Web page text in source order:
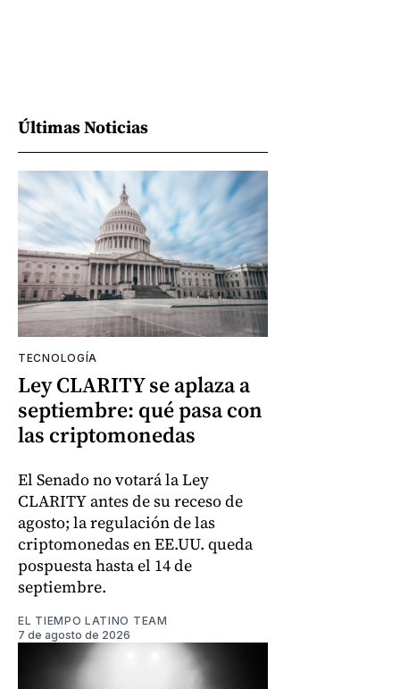
Últimas Noticias
TECNOLOGÍA
Ley CLARITY se aplaza a
septiembre: qué pasa con
las criptomonedas
El Senado no votará la Ley
CLARITY antes de su receso de
agosto; la regulación de las
criptomonedas en EE.UU. queda
pospuesta hasta el 14 de
septiembre.
EL TIEMPO LATINO TEAM
7 de agosto de 2026